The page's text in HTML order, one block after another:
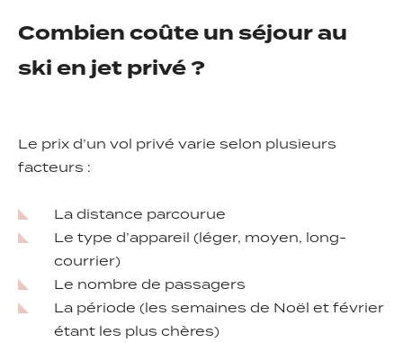
Combien coûte un séjour au
ski en jet privé ?
Le prix d’un vol privé varie selon plusieurs
facteurs :
La distance parcourue
Le type d’appareil (léger, moyen, long-
courrier)
Le nombre de passagers
La période (les semaines de Noël et février
étant les plus chères)